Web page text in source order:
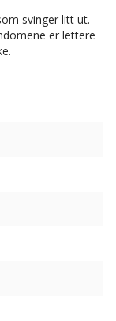
svinger litt ut.
er lettere